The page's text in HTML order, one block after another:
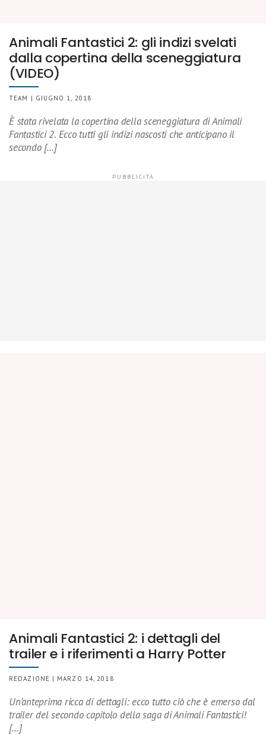
Animali Fantastici 2: gli indizi svelati
dalla copertina della sceneggiatura
(VIDEO)
TEAM | GIUGNO 1, 2018
È stata rivelata la copertina della sceneggiatura di Animali
Fantastici 2. Ecco tutti gli indizi nascosti che anticipano il
secondo […]
Animali Fantastici 2: i dettagli del
trailer e i riferimenti a Harry Potter
REDAZIONE | MARZO 14, 2018
Un’anteprima ricca di dettagli: ecco tutto ciò che è emerso dal
trailer del secondo capitolo della saga di Animali Fantastici!
[…]